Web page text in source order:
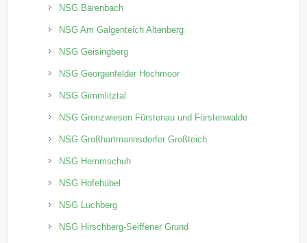
NSG Bärenbach
NSG Am Galgenteich Altenberg
NSG Geisingberg
NSG Georgenfelder Hochmoor
NSG Gimmlitztal
NSG Grenzwiesen Fürstenau und Fürstenwalde
NSG Großhartmannsdorfer Großteich
NSG Hemmschuh
NSG Hofehübel
NSG Luchberg
NSG Hirschberg-Seiffener Grund